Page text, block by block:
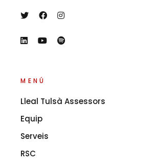
MENÚ
Lleal Tulsà Assessors
Equip
Serveis
RSC